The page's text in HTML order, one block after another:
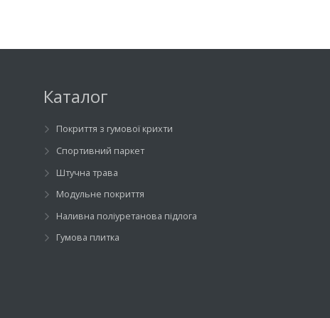
Каталог
Покриття з гумової крихти
Спортивний паркет
Штучна трава
Модульне покриття
Наливна поліуретанова підлога
Гумова плитка